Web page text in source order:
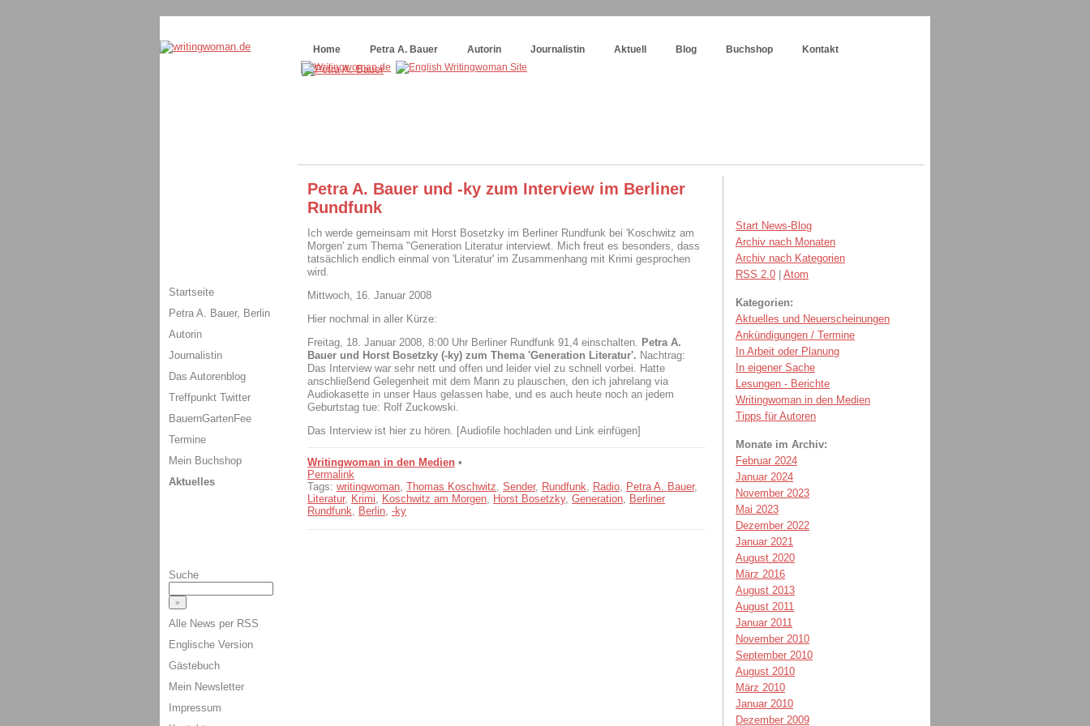
Home
Petra A. Bauer Autorin Journalistin Aktuell Blog Buchshop Kontakt
Petra A. Bauer und -ky zum Interview im Berliner
Rundfunk
Ich werde gemeinsam mit Horst Bosetzky im Berliner Rundfunk bei 'Koschwitz am
Morgen' zum Thema "Generation Literatur interviewt. Mich freut es besonders, dass
tatsächlich endlich einmal von 'Literatur' im Zusammenhang mit Krimi gesprochen
wird.
Mittwoch, 16. Januar 2008
Hier nochmal in aller Kürze:
Freitag, 18. Januar 2008, 8:00 Uhr Berliner Rundfunk 91,4 einschalten. Petra A.
Bauer und Horst Bosetzky (-ky) zum Thema 'Generation Literatur'. Nachtrag:
Das Interview war sehr nett und offen und leider viel zu schnell vorbei. Hatte
anschließend Gelegenheit mit dem Mann zu plauschen, den ich jahrelang via
Audiokasette in unser Haus gelassen habe, und es auch heute noch an jedem
Geburtstag tue: Rolf Zuckowski.
Das Interview ist hier zu hören. [Audiofile hochladen und Link einfügen]
Writingwoman in den Medien •
Permalink
Tags: writingwoman, Thomas Koschwitz, Sender, Rundfunk, Radio, Petra A. Bauer,
Literatur, Krimi, Koschwitz am Morgen, Horst Bosetzky, Generation, Berliner
Rundfunk, Berlin, -ky
Start News-Blog
Archiv nach Monaten
Archiv nach Kategorien
RSS 2.0 | Atom
Kategorien:
Aktuelles und Neuerscheinungen
Ankündigungen / Termine
In Arbeit oder Planung
In eigener Sache
Lesungen - Berichte
Writingwoman in den Medien
Tipps für Autoren
Monate im Archiv:
Februar 2024
Januar 2024
November 2023
Mai 2023
Dezember 2022
Januar 2021
August 2020
März 2016
August 2013
August 2011
Januar 2011
November 2010
September 2010
August 2010
März 2010
Januar 2010
Dezember 2009
Startseite
Petra A. Bauer, Berlin
Autorin
Journalistin
Das Autorenblog
Treffpunkt Twitter
BauernGartenFee
Termine
Mein Buchshop
Aktuelles
Suche
Alle News per RSS
Englische Version
Gästebuch
Mein Newsletter
Impressum